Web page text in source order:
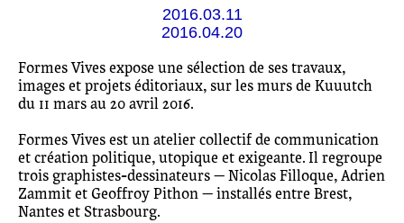
2016.03.11
2016.04.20
Formes Vives expose une sélection de ses travaux,
images et projets éditoriaux, sur les murs de Kuuutch
du 11 mars au 20 avril 2016.
Formes Vives est un atelier collectif de communication
et création politique, utopique et exigeante. Il regroupe
trois graphistes-dessinateurs — Nicolas Filloque, Adrien
Zammit et Geoffroy Pithon — installés entre Brest,
Nantes et Strasbourg.